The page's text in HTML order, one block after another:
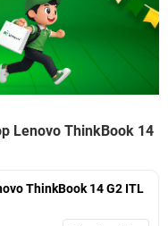
Lenovo ThinkBook 14
ThinkBook 14 G2 ITL